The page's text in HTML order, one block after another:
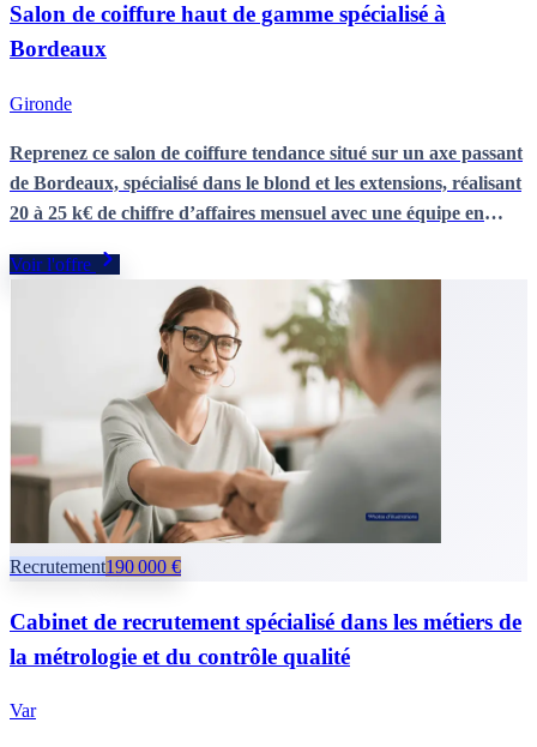
Salon de coiffure haut de gamme spécialisé à
Bordeaux
Gironde
Reprenez ce salon de coiffure tendance situé sur un axe passant
de Bordeaux, spécialisé dans le blond et les extensions, réalisant
20 à 25 k€ de chiffre d’affaires mensuel avec une équipe en
une belle opportunité de reprise clé en main dans un secteur
Voir l'offre
Recrutement190 000 €
Cabinet de recrutement spécialisé dans les métiers de
la métrologie et du contrôle qualité
Var